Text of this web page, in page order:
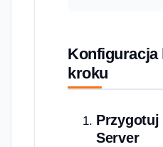
Konfiguracja
kroku
Server